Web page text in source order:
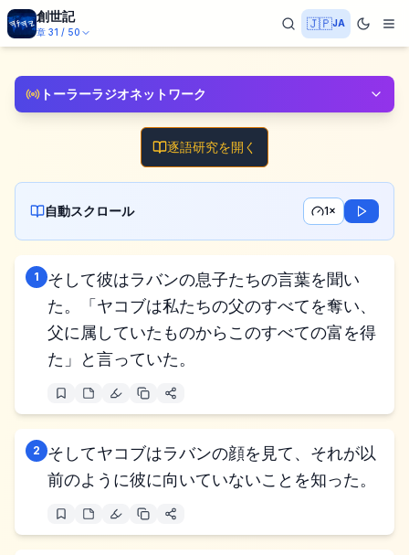
創世記
章 31 / 50
🇯🇵JA
トーラーラジオネットワーク
逐語研究を開く
自動スクロール 1×
1
そして彼はラバンの息子たちの言葉を聞い
た。「ヤコブは私たちの父のすべてを奪い、
父に属していたものからこのすべての富を得
た」と言っていた。
2
そしてヤコブはラバンの顔を見て、それが以
前のように彼に向いていないことを知った。